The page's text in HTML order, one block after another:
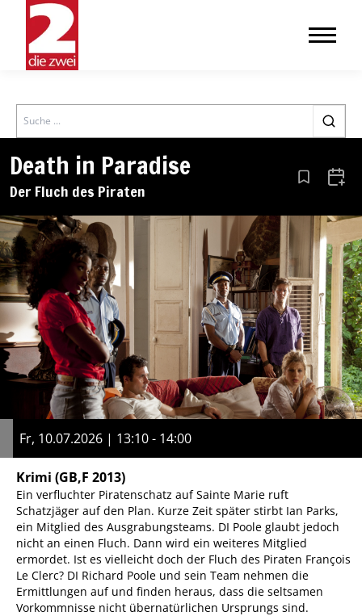
Search
Death in Paradise
Der Fluch des Piraten Aus den
Fr, 10.07.2026 | 13:10 - 14:00
Krimi (GB,F 2013)
Ein verfluchter Piratenschatz auf Sainte Marie ruft
Schatzjäger auf den Plan. Kurze Zeit später stirbt Ian Parks,
ein Mitglied des Ausgrabungsteams. DI Poole glaubt jedoch
nicht an einen Fluch. Dann wird ein weiteres Mitglied
ermordet. Ist es vielleicht doch der Fluch des Piraten François
Le Clerc? DI Richard Poole und sein Team nehmen die
Ermittlungen auf und finden heraus, dass die seltsamen
Vorkommnisse nicht übernatürlichen Ursprungs sind.